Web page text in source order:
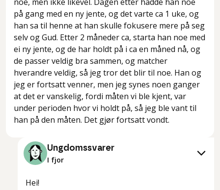
på gang med en ny jente, og det varte ca 1 uke, og
han sa til henne at han skulle fokusere mere på seg
selv og Gud. Etter 2 måneder ca, starta han noe med
ei ny jente, og de har holdt på i ca en måned nå, og
de passer veldig bra sammen, og matcher
hverandre veldig, så jeg tror det blir til noe. Han og
jeg er fortsatt venner, men jeg synes noen ganger
at det er vanskelig, fordi måten vi ble kjent, var
under perioden hvor vi holdt på, så jeg ble vant til
han på den måten. Det gjør fortsatt vondt.
Ungdomssvarer
I fjor
Hei!